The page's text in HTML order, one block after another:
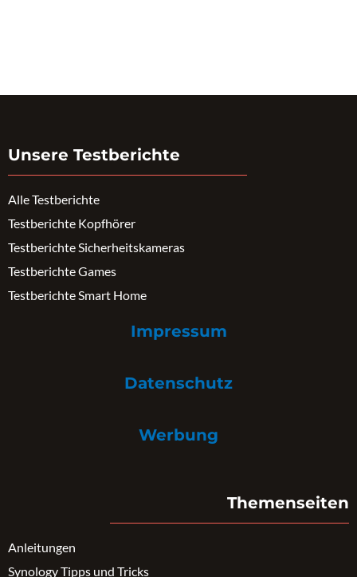
Unsere Testberichte
Alle Testberichte
Testberichte Kopfhörer
Testberichte Sicherheitskameras
Testberichte Games
Testberichte Smart Home
Impressum
Datenschutz
Werbung
Themenseiten
Anleitungen
Synology Tipps und Tricks